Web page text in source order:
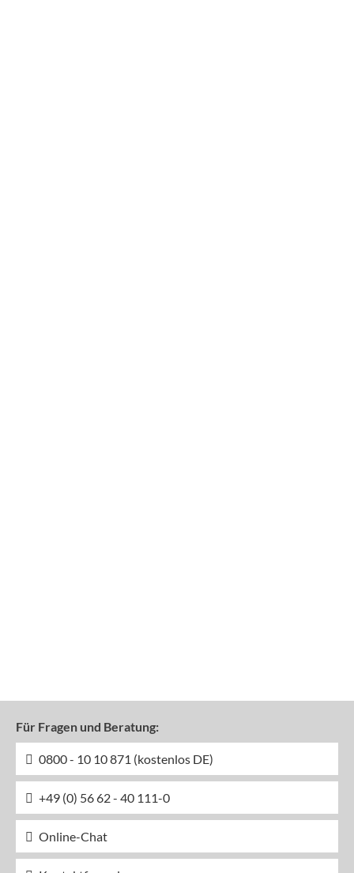
Für Fragen und Beratung:
0800 - 10 10 871 (kostenlos DE)
+49 (0) 56 62 - 40 111-0
Online-Chat